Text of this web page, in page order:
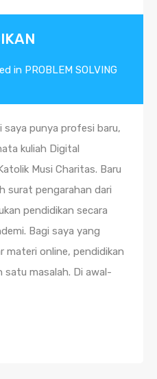
in PROBLEM SOLVING
punya profesi baru,
kuliah Digital
Musi Charitas. Baru
surat pengarahan dari
pendidikan secara
Bagi saya yang
materi online, pendidikan
masalah. Di awal-